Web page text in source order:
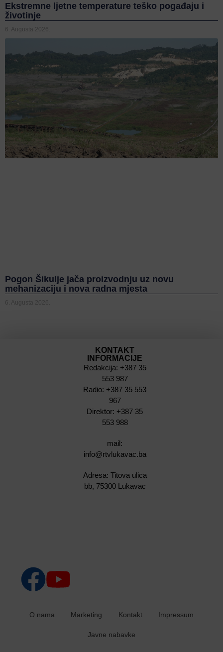
Ekstremne ljetne temperature teško pogađaju i
životinje
6. Augusta 2026.
Pogon Šikulje jača proizvodnju uz novu
mehanizaciju i nova radna mjesta
6. Augusta 2026.
KONTAKT
INFORMACIJE
Redakcija: +387 35
553 987
Radio: +387 35 553
967
Direktor: +387 35
553 988
mail:
info@rtvlukavac.ba
Adresa: Titova ulica
bb, 75300 Lukavac
O nama Marketing Kontakt Impressum
Javne nabavke